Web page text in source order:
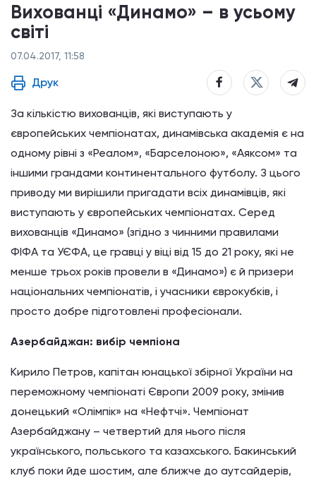
Вихованці «Динамо» – в усьому
світі
07.04.2017, 11:58
Друк
За кількістю вихованців, які виступають у
європейських чемпіонатах, динамівська академія є на
одному рівні з «Реалом», «Барселоною», «Аяксом» та
іншими грандами континентального футболу. З цього
приводу ми вирішили пригадати всіх динамівців, які
виступають у європейських чемпіонатах. Серед
вихованців «Динамо» (згідно з чинними правилами
ФІФА та УЄФА, це гравці у віці від 15 до 21 року, які не
менше трьох років провели в «Динамо») є й призери
національних чемпіонатів, і учасники єврокубків, і
просто добре підготовлені професіонали.
Азербайджан: вибір чемпіона
Кирило Петров, капітан юнацької збірної України на
переможному чемпіонаті Європи 2009 року, змінив
донецький «Олімпік» на «Нефтчі». Чемпіонат
Азербайджану – четвертий для нього після
українського, польського та казахського. Бакинський
клуб поки йде шостим, але ближче до аутсайдерів,